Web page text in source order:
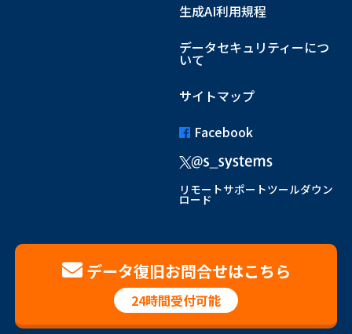
生成AI利用規程
データセキュリティーにつ
いて
サイトマップ
Facebook
リモートサポートツールダウン
ロード
データ復旧お問合せはこちら
24時間受付可能